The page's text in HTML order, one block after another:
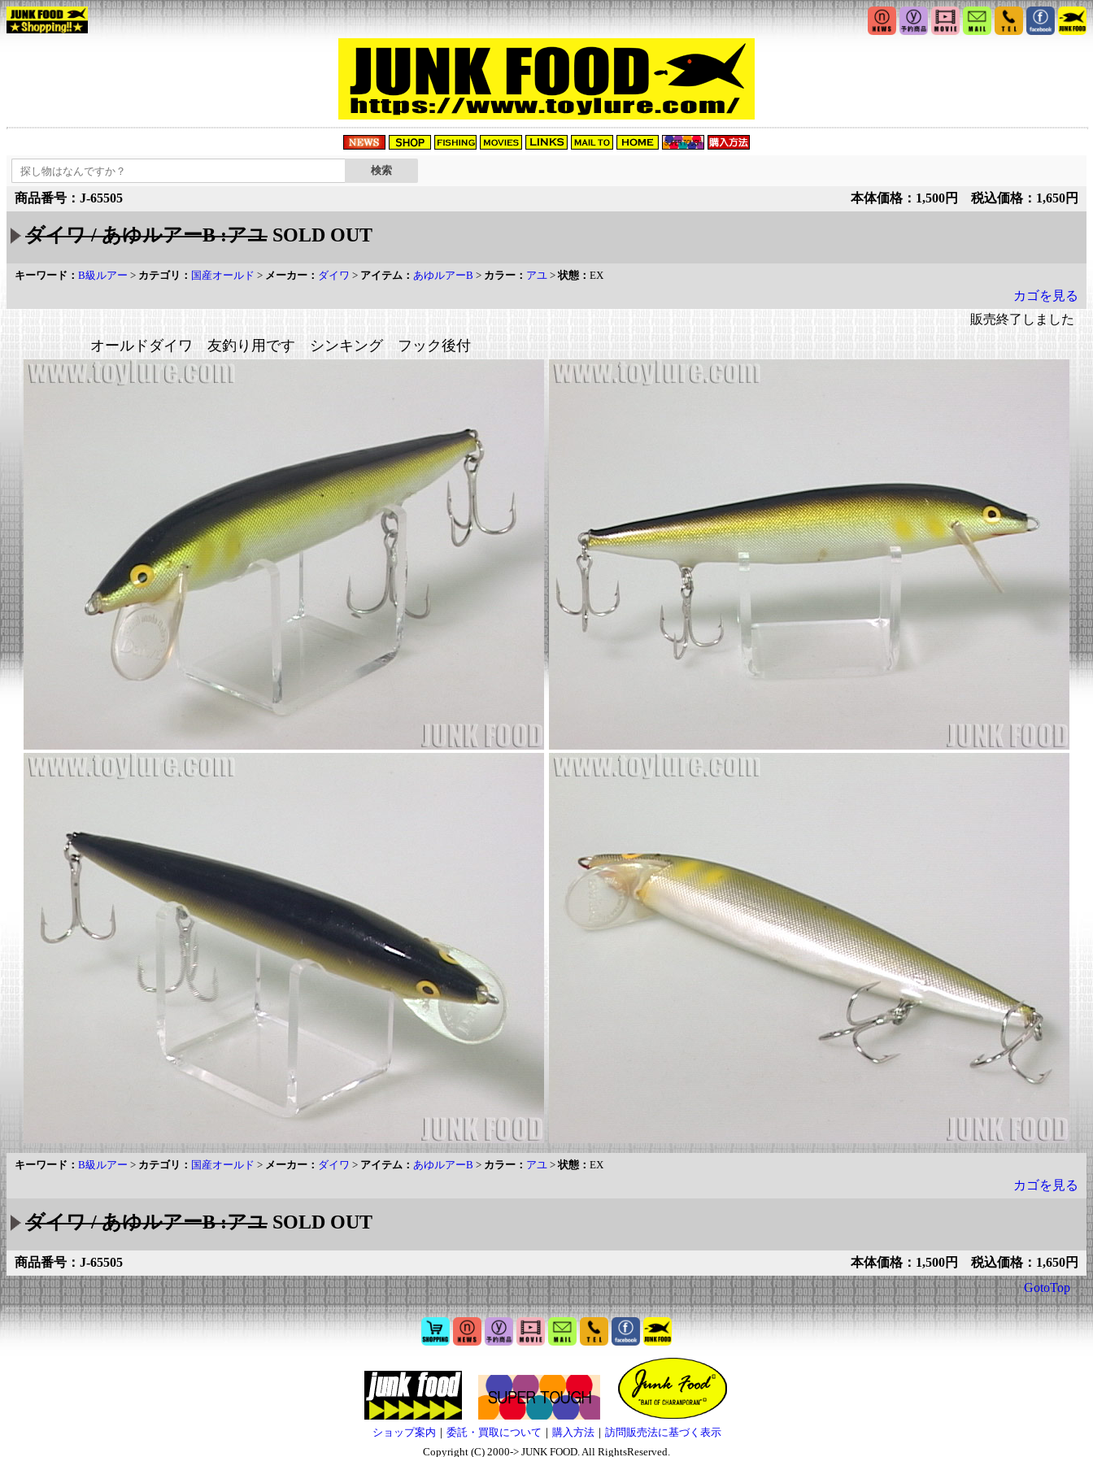
商品番号：J-65505 本体価格：1,500円 税込価格：1,650円
ダイワ / あゆルアーB :アユ SOLD OUT
キーワード： B級ルアー > カテゴリ： 国産オールド > メーカー： ダイワ > アイテム： あゆルアーB > カラー： アユ >状態： EX
カゴを見る
販売終了しました
オールドダイワ 友釣り用です シンキング フック後付
キーワード： B級ルアー > カテゴリ： 国産オールド > メーカー： ダイワ > アイテム： あゆルアーB > カラー： アユ >状態： EX
カゴを見る
ダイワ / あゆルアーB :アユ SOLD OUT
商品番号：J-65505
本体価格：1,500円 税込価格：1,650円
GotoTop
ショップ案内 ｜ 委託・買取について ｜ 購入方法｜ 訪問販売法に基づく表示
Copyright (C) 2000-> JUNK FOOD. All RightsReserved.